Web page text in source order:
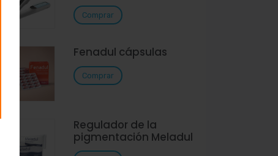
Comprar
Fenadul cápsulas
Comprar
Regulador de la
pigmentación Meladul